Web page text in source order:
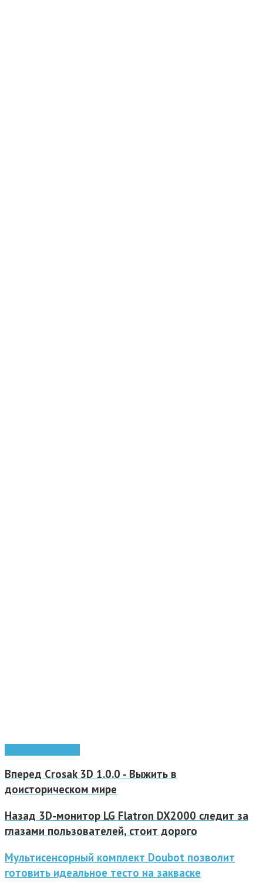
Вперед Crosak 3D 1.0.0 - Выжить в
доисторическом мире
Назад 3D-монитор LG Flatron DX2000 следит за
глазами пользователей, стоит дорого
Мультисенсорный комплект Doubot позволит
готовить идеальное тесто на закваске